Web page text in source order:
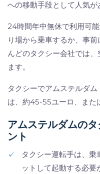
への移動手段として人気が
24時間年中無休で利用可
り場から乗車するか、事
んどのタクシー会社では
ます。
タクシーでアムステルダ
は、約45-55ユーロ、また
アムステルダムの
ント
✓
タクシー運転手は、
ットして起動する必要